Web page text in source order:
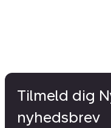
Tilmeld dig
nyhedsbrev